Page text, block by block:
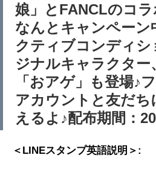
娘」とFANCLのコラ
なんとキャンペーン
クティブコンディシ
ジナルキャラクター
「おアゲ」も登場♪
アカウントと友だち
えるよ♪配布期間：
＜LINEスタンプ英語説明＞: